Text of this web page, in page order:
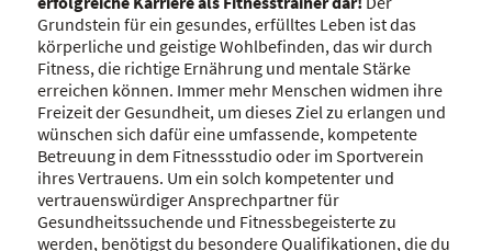
Grundstein für ein gesundes, erfülltes Leben ist das
körperliche und geistige Wohlbefinden, das wir durch
Fitness, die richtige Ernährung und mentale Stärke
erreichen können. Immer mehr Menschen widmen ihre
Freizeit der Gesundheit, um dieses Ziel zu erlangen und
wünschen sich dafür eine umfassende, kompetente
Betreuung in dem Fitnessstudio oder im Sportverein
ihres Vertrauens. Um ein solch kompetenter und
vertrauenswürdiger Ansprechpartner für
Gesundheitssuchende und Fitnessbegeisterte zu
werden, benötigst du besondere Qualifikationen, die du